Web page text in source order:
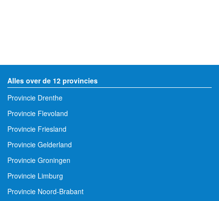
Alles over de 12 provincies
Provincie Drenthe
Provincie Flevoland
Provincie Friesland
Provincie Gelderland
Provincie Groningen
Provincie Limburg
Provincie Noord-Brabant